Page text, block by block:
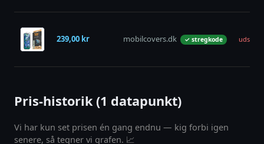
239,00 kr mobilcovers.dk ✓ stregkode udsolgt
Pris-historik (1 datapunkt)
Vi har kun set prisen én gang endnu — kig forbi igen
senere, så tegner vi grafen. 📈